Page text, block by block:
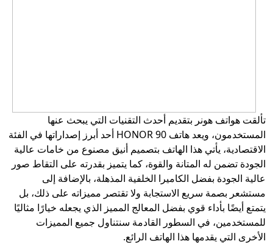
تألقت هواتف هونر بتقديم أحدث التقنيات التي يبحث عنها
المستخدمون، ويعد هاتف HONOR 90 أحد أبرز إصداراتها في الفئة
الاقتصادية، يأتي هذا الهاتف بتصميم أنيق مصنوع من خامات عالية
الجودة تضمن له المتانة والقوة، كما يتميز بقدرته على التقاط صور
عالية الجودة بفضل الكاميرا الخلفية المذهلة، بالإضافة إلى
مستشعر بصمة سريع الاستجابة ولا تقتصر مميزاته على ذلك، بل
يتمتع أيضًا بأداء قوي بفضل المعالج المميز الذي يجعله خيارًا مثاليًا
للمستخدمين، في السطور القادمة سنتناول جميع المميزات
الأخرى التي يقدمها هذا الهاتف الرائع.